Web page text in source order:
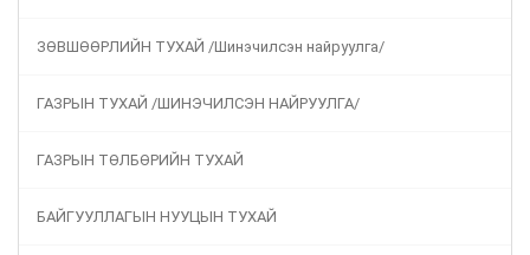
ЗӨВШӨӨРЛИЙН ТУХАЙ /Шинэчилсэн найруулга/
ГАЗРЫН ТУХАЙ /ШИНЭЧИЛСЭН НАЙРУУЛГА/
ГАЗРЫН ТӨЛБӨРИЙН ТУХАЙ
БАЙГУУЛЛАГЫН НУУЦЫН ТУХАЙ